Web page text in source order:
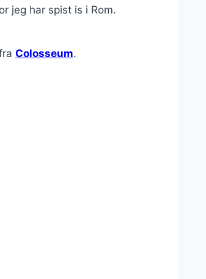
jeg har spist is i Rom.
Colosseum.